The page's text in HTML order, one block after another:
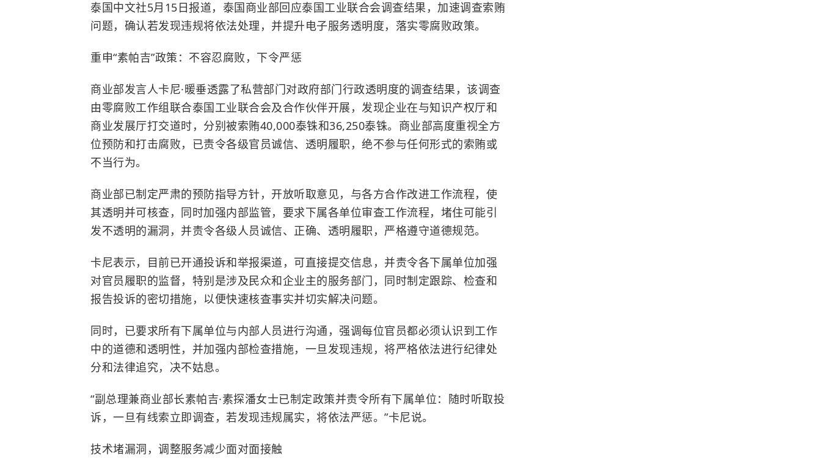
泰国中文社5月15日报道，泰国商业部回应泰国工业联合会调查结果，加速调查索贿
问题，确认若发现违规将依法处理，并提升电子服务透明度，落实零腐败政策。
重申“素帕吉”政策：不容忍腐败，下令严惩
商业部发言人卡尼·暖垂透露了私营部门对政府部门行政透明度的调查结果，该调查
由零腐败工作组联合泰国工业联合会及合作伙伴开展，发现企业在与知识产权厅和
商业发展厅打交道时，分别被索贿40,000泰铢和36,250泰铢。商业部高度重视全方
位预防和打击腐败，已责令各级官员诚信、透明履职，绝不参与任何形式的索贿或
不当行为。
商业部已制定严肃的预防指导方针，开放听取意见，与各方合作改进工作流程，使
其透明并可核查，同时加强内部监管，要求下属各单位审查工作流程，堵住可能引
发不透明的漏洞，并责令各级人员诚信、正确、透明履职，严格遵守道德规范。
卡尼表示，目前已开通投诉和举报渠道，可直接提交信息，并责令各下属单位加强
对官员履职的监督，特别是涉及民众和企业主的服务部门，同时制定跟踪、检查和
报告投诉的密切措施，以便快速核查事实并切实解决问题。
同时，已要求所有下属单位与内部人员进行沟通，强调每位官员都必须认识到工作
中的道德和透明性，并加强内部检查措施，一旦发现违规，将严格依法进行纪律处
分和法律追究，决不姑息。
“副总理兼商业部长素帕吉·素探潘女士已制定政策并责令所有下属单位：随时听取投
诉，一旦有线索立即调查，若发现违规属实，将依法严惩。”卡尼说。
技术堵漏洞，调整服务减少面对面接触